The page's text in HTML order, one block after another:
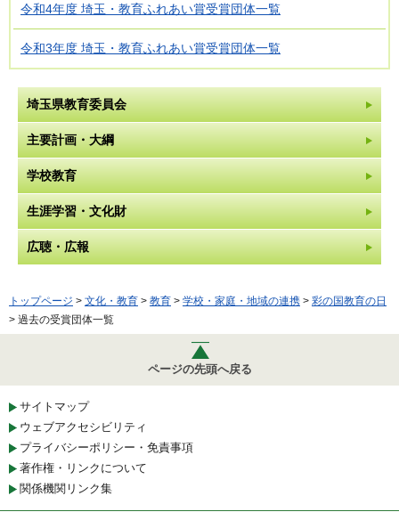
令和4年度 埼玉・教育ふれあい賞受賞団体一覧
令和3年度 埼玉・教育ふれあい賞受賞団体一覧
埼玉県教育委員会
主要計画・大綱
学校教育
生涯学習・文化財
広聴・広報
トップページ > 文化・教育 > 教育 > 学校・家庭・地域の連携 > 彩の国教育の日
> 過去の受賞団体一覧
ページの先頭へ戻る
サイトマップ
ウェブアクセシビリティ
プライバシーポリシー・免責事項
著作権・リンクについて
関係機関リンク集